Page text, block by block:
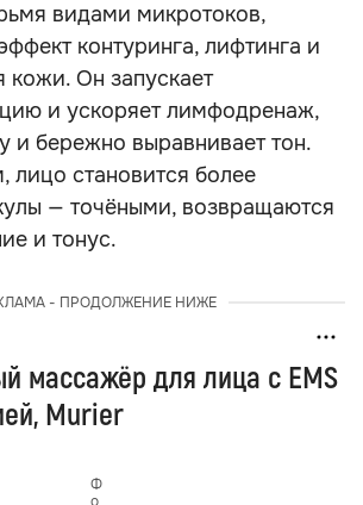
видами микротоков,
контуринга, лифтинга и
кожи. Он запускает
и ускоряет лимфодренаж,
и бережно выравнивает тон.
лицо становится более
— точёными, возвращаются
и тонус.
- ПРОДОЛЖЕНИЕ НИЖЕ
массажёр для лица с EMS
Murier
Ф